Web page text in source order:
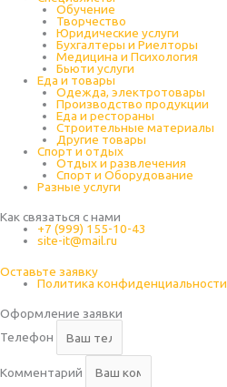
Обучение
Творчество
Юридические услуги
Бухгалтеры и Риелторы
Медицина и Психология
Бьюти услуги
Еда и товары
Одежда, электротовары
Производство продукции
Еда и рестораны
Строительные материалы
Другие товары
Спорт и отдых
Отдых и развлечения
Спорт и Оборудование
Разные услуги
Как связаться с нами
+7 (999) 155-10-43
site-it@mail.ru
Оставьте заявку
Политика конфиденциальности
Оформление заявки
Телефон
Комментарий